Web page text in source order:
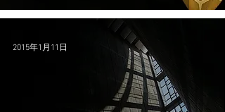
2015年1月11日